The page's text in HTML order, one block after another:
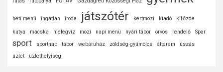
heti menü ingatlan iroda játszótér kertmozi kiadó kifőzde
kutya macska melegvíz mozi napi menü nyári tábor orvos rendelő Spar
sport sportnap tábor webáruház zöldség-gyümölcs étterem
úszás
üzlet
üzlethelyiség